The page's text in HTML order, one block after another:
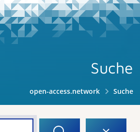
Suche
open-access.network Suche